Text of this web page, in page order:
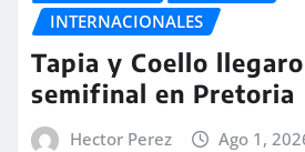
INTERNACIONALES
Tapia y Coello
semifinal en Pretoria
Hector Perez Ago 1,